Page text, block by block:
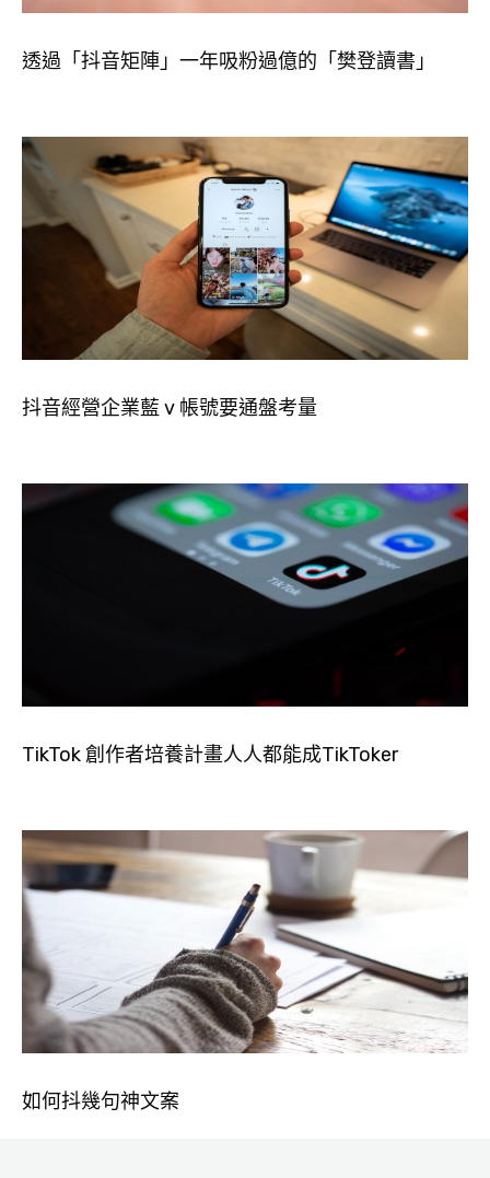
透過「抖音矩陣」一年吸粉過億的「樊登讀書」
抖音經營企業藍 v 帳號要通盤考量
TikTok 創作者培養計畫人人都能成TikToker
如何抖幾句神文案